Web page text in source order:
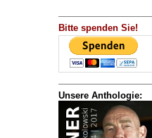
Bitte spenden Sie!
Unsere Anthologie: